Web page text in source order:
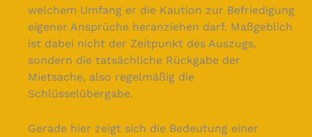
welchem Umfang er die Kaution zur Befriedigung
eigener Ansprüche heranziehen darf. Maßgeblich
ist dabei nicht der Zeitpunkt des Auszugs,
sondern die tatsächliche Rückgabe der
Mietsache, also regelmäßig die
Schlüsselübergabe.
Gerade hier zeigt sich die Bedeutung einer